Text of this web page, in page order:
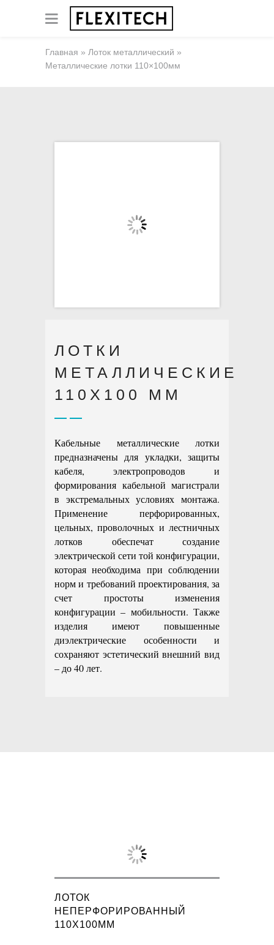
Главная » Лоток металлический »
Металлические лотки 110×100мм
ЛОТКИ
МЕТАЛЛИЧЕСКИЕ
110X100 ММ
Кабельные металлические лотки
предназначены для укладки, защиты
кабеля, электропроводов и
формирования кабельной магистрали
в экстремальных условиях монтажа.
Применение перфорированных,
цельных, проволочных и лестничных
лотков обеспечат создание
электрической сети той конфигурации,
которая необходима при соблюдении
норм и требований проектирования, за
счет простоты изменения
конфигурации – мобильности. Также
изделия имеют повышенные
диэлектрические особенности и
сохраняют эстетический внешний вид
– до 40 лет.
ЛОТОК
НЕПЕРФОРИРОВАННЫЙ
110X100ММ